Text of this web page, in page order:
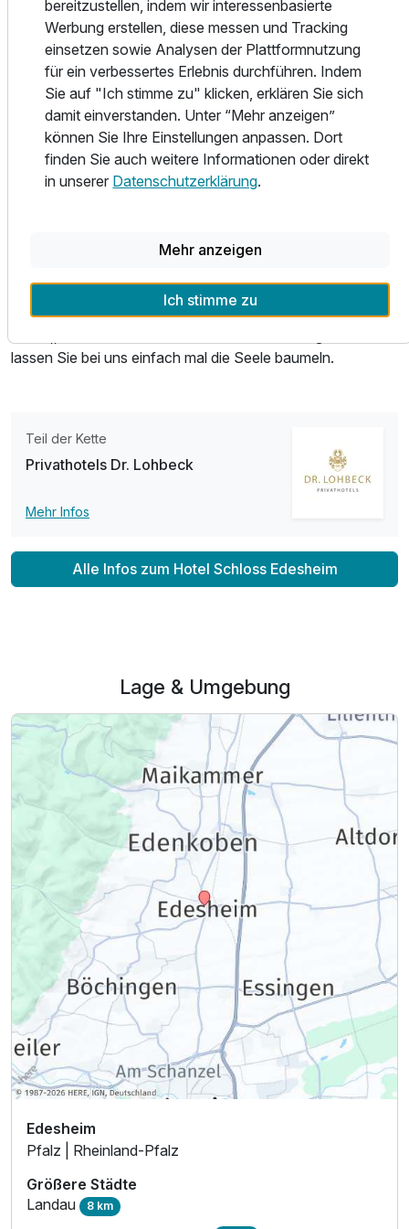
Suite/n
2 Erwachsene und 2 Kinder
Ausstattung
Zusatznächte
Umgebung.
Doch auch kulinarisch ist das Märchenschloss unbedingt
eine Reise wert. In den behaglichen Räumlichkeiten des
stilvollen Gourmetrestaurants, ausgestattet mit
ausgefallenen Wandmalereien und einem historischen
offenen Kamin, oder auf der angegliederten Parkterrasse
serviert die aufmerksame Servicebrigade ausgefallene
Spezialitäten aus der exzellenten Küche und erlesene
Wo früher die Fürstbischöfe residierten wird heute
Atmosphäre geschaffen in der Sie sich sofort wie zu
Hause fühlen. Entspannen Sie im Saunabereich, gehen Sie
lassen Sie bei uns einfach mal die Seele baumeln.
Teil der Kette
Privathotels Dr. Lohbeck
Mehr Infos
Alle Infos zum Hotel Schloss Edesheim
Lage & Umgebung
Edesheim
Pfalz | Rheinland-Pfalz
Größere Städte
Landau 8 km
bereitzustellen, indem wir interessenbasierte
Werbung erstellen, diese messen und Tracking
einsetzen sowie Analysen der Plattformnutzung
für ein verbessertes Erlebnis durchführen. Indem
Sie auf "Ich stimme zu" klicken, erklären Sie sich
damit einverstanden. Unter “Mehr anzeigen”
können Sie Ihre Einstellungen anpassen. Dort
finden Sie auch weitere Informationen oder direkt
in unserer Datenschutzerklärung.
Mehr anzeigen
Ich stimme zu